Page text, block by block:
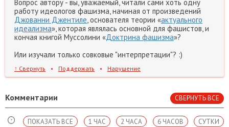
Вопрос автору - вы, уважаемый, читали сами хоть одну
работу идеологов фашизма, начиная от произведений
Джованни Джентиле, основателя теории «актуального
идеализма», которая являлась основной для фашистов, и
кончая книгой Муссолини «Доктрина фашизма»?
Или изучали только совковые "интерпретации"? :)
↑ Свернуть • Поддержать • Нарушение
Комментарии СВЕРНУТЬ ВСЕ
СУТКИ
6 ЧАСОВ
2 ЧАСА
1 ЧАС
ПОКАЗАТЬ ВСЕ